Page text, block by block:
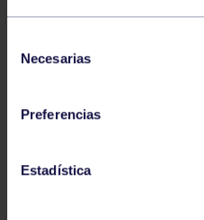
Necesarias
Preferencias
Estadística
Voleibol